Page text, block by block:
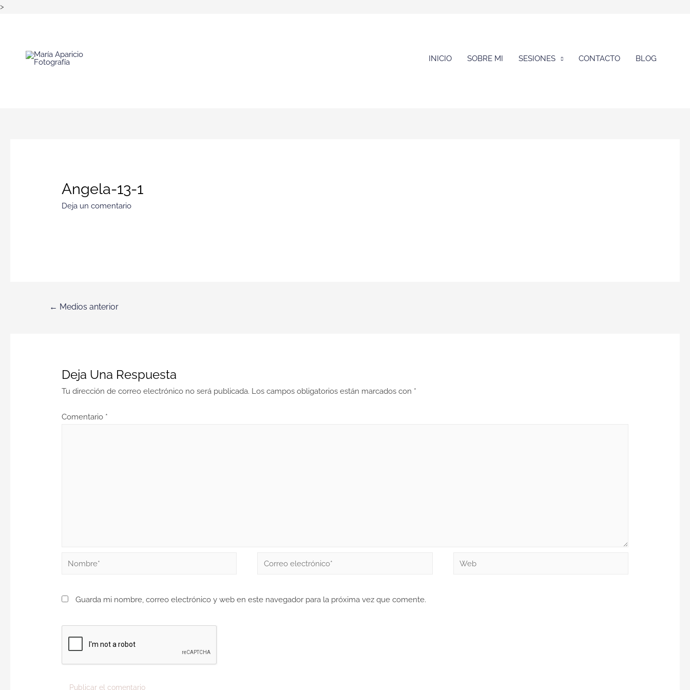
>
INICIO SOBRE MI SESIONES CONTACTO BLOG
Angela-13-1
Deja un comentario
← Medios anterior
Deja Una Respuesta
Tu dirección de correo electrónico no será publicada. Los campos obligatorios están marcados con *
Comentario *
Guarda mi nombre, correo electrónico y web en este navegador para la próxima vez que comente.